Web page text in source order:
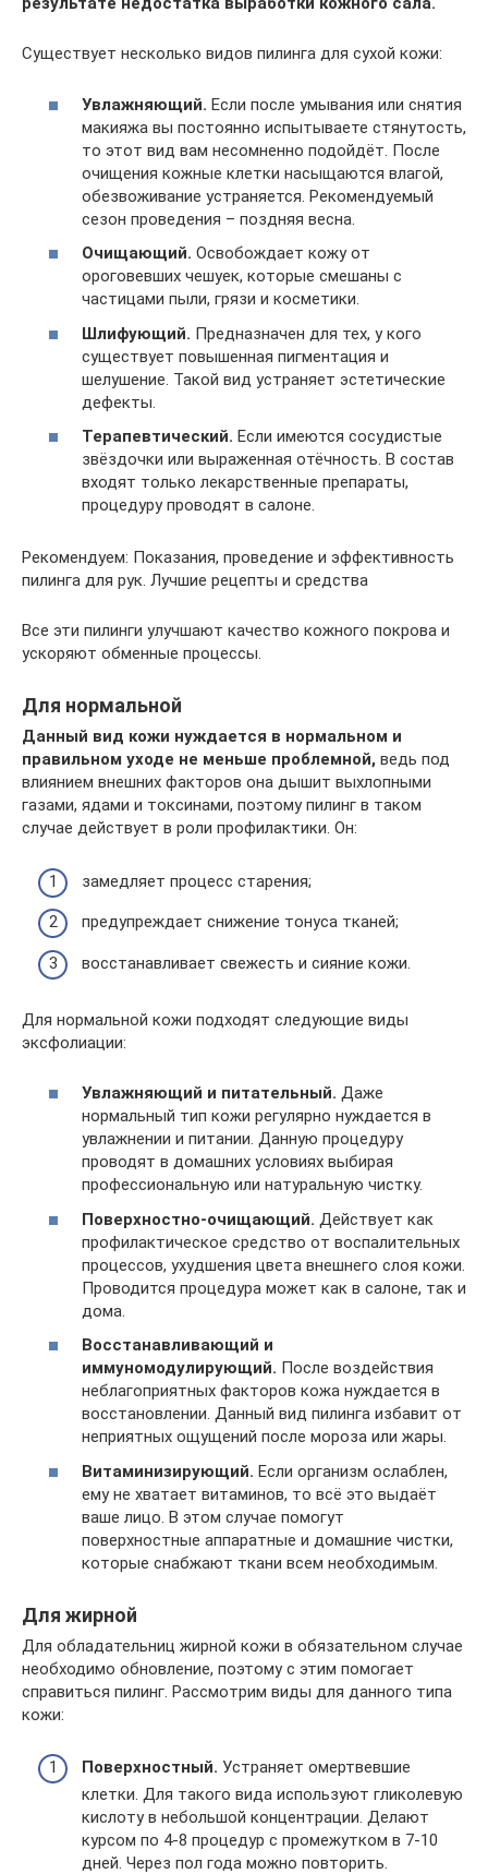
Существует несколько видов пилинга для сухой кожи:
Увлажняющий. Если после умывания или снятия
макияжа вы постоянно испытываете стянутость,
то этот вид вам несомненно подойдёт. После
очищения кожные клетки насыщаются влагой,
обезвоживание устраняется. Рекомендуемый
сезон проведения – поздняя весна.
Очищающий. Освобождает кожу от
ороговевших чешуек, которые смешаны с
частицами пыли, грязи и косметики.
Шлифующий. Предназначен для тех, у кого
существует повышенная пигментация и
шелушение. Такой вид устраняет эстетические
дефекты.
Терапевтический. Если имеются сосудистые
звёздочки или выраженная отёчность. В состав
входят только лекарственные препараты,
процедуру проводят в салоне.
Рекомендуем: Показания, проведение и эффективность
пилинга для рук. Лучшие рецепты и средства
Все эти пилинги улучшают качество кожного покрова и
ускоряют обменные процессы.
Для нормальной
Данный вид кожи нуждается в нормальном и
правильном уходе не меньше проблемной, ведь под
влиянием внешних факторов она дышит выхлопными
газами, ядами и токсинами, поэтому пилинг в таком
случае действует в роли профилактики. Он:
замедляет процесс старения;
предупреждает снижение тонуса тканей;
восстанавливает свежесть и сияние кожи.
Для нормальной кожи подходят следующие виды
эксфолиации:
Увлажняющий и питательный. Даже
нормальный тип кожи регулярно нуждается в
увлажнении и питании. Данную процедуру
проводят в домашних условиях выбирая
профессиональную или натуральную чистку.
Поверхностно-очищающий. Действует как
профилактическое средство от воспалительных
процессов, ухудшения цвета внешнего слоя кожи.
Проводится процедура может как в салоне, так и
дома.
Восстанавливающий и
иммуномодулирующий. После воздействия
неблагоприятных факторов кожа нуждается в
восстановлении. Данный вид пилинга избавит от
неприятных ощущений после мороза или жары.
Витаминизирующий. Если организм ослаблен,
ему не хватает витаминов, то всё это выдаёт
ваше лицо. В этом случае помогут
поверхностные аппаратные и домашние чистки,
которые снабжают ткани всем необходимым.
Для жирной
Для обладательниц жирной кожи в обязательном случае
необходимо обновление, поэтому с этим помогает
справиться пилинг. Рассмотрим виды для данного типа
кожи:
Поверхностный. Устраняет омертвевшие
клетки. Для такого вида используют гликолевую
кислоту в небольшой концентрации. Делают
курсом по 4-8 процедур с промежутком в 7-10
дней. Через пол года можно повторить.